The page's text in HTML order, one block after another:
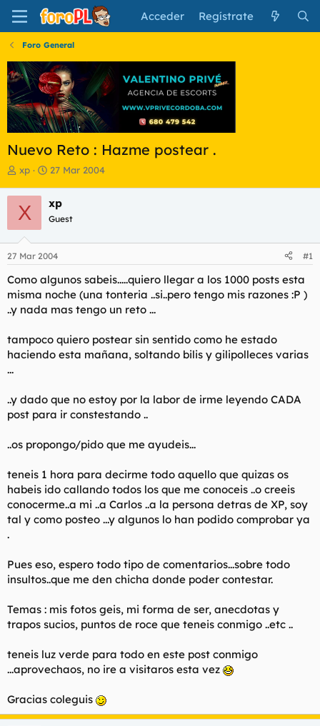
Acceder Regístrate
Foro General
Nuevo Reto : Hazme postear .
I
i
c
i
a
d
o
d
e
e
a
xp
F
h
a
e
i
i
c
i
27 Mar 2004
X xp
Guest
27 Mar 2004 #1
Como algunos sabeis.....quiero llegar a los 1000 posts esta
misma noche (una tonteria ..si..pero tengo mis razones :P )
..y nada mas tengo un reto ...
tampoco quiero postear sin sentido como he estado
haciendo esta mañana, soltando bilis y gilipolleces varias
...
..y dado que no estoy por la labor de irme leyendo CADA
post para ir constestando ..
..os propongo/pido que me ayudeis...
teneis 1 hora para decirme todo aquello que quizas os
habeis ido callando todos los que me conoceis ..o creeis
conocerme..a mi ..a Carlos ..a la persona detras de XP, soy
tal y como posteo ...y algunos lo han podido comprobar ya
.
Pues eso, espero todo tipo de comentarios...sobre todo
insultos..que me den chicha donde poder contestar.
Temas : mis fotos geis, mi forma de ser, anecdotas y
trapos sucios, puntos de roce que teneis conmigo ..etc ..
teneis luz verde para todo en este post conmigo
...aprovechaos, no ire a visitaros esta vez
Gracias coleguis